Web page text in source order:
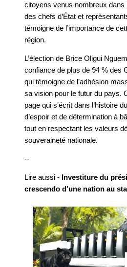
citoyens venus nombreux dans
des chefs d’État et
témoigne de l’importance de
région.
L’élection de Brice Oligui
confiance de plus de 94 % des
qui témoigne de l’adhésion
sa vision pour le futur du pays.
page qui s’écrit dans l’histoire
d’espoir et de détermination à
tout en respectant les valeurs
souveraineté nationale.
--
Lire aussi - Investiture du
crescendo d’une nation au